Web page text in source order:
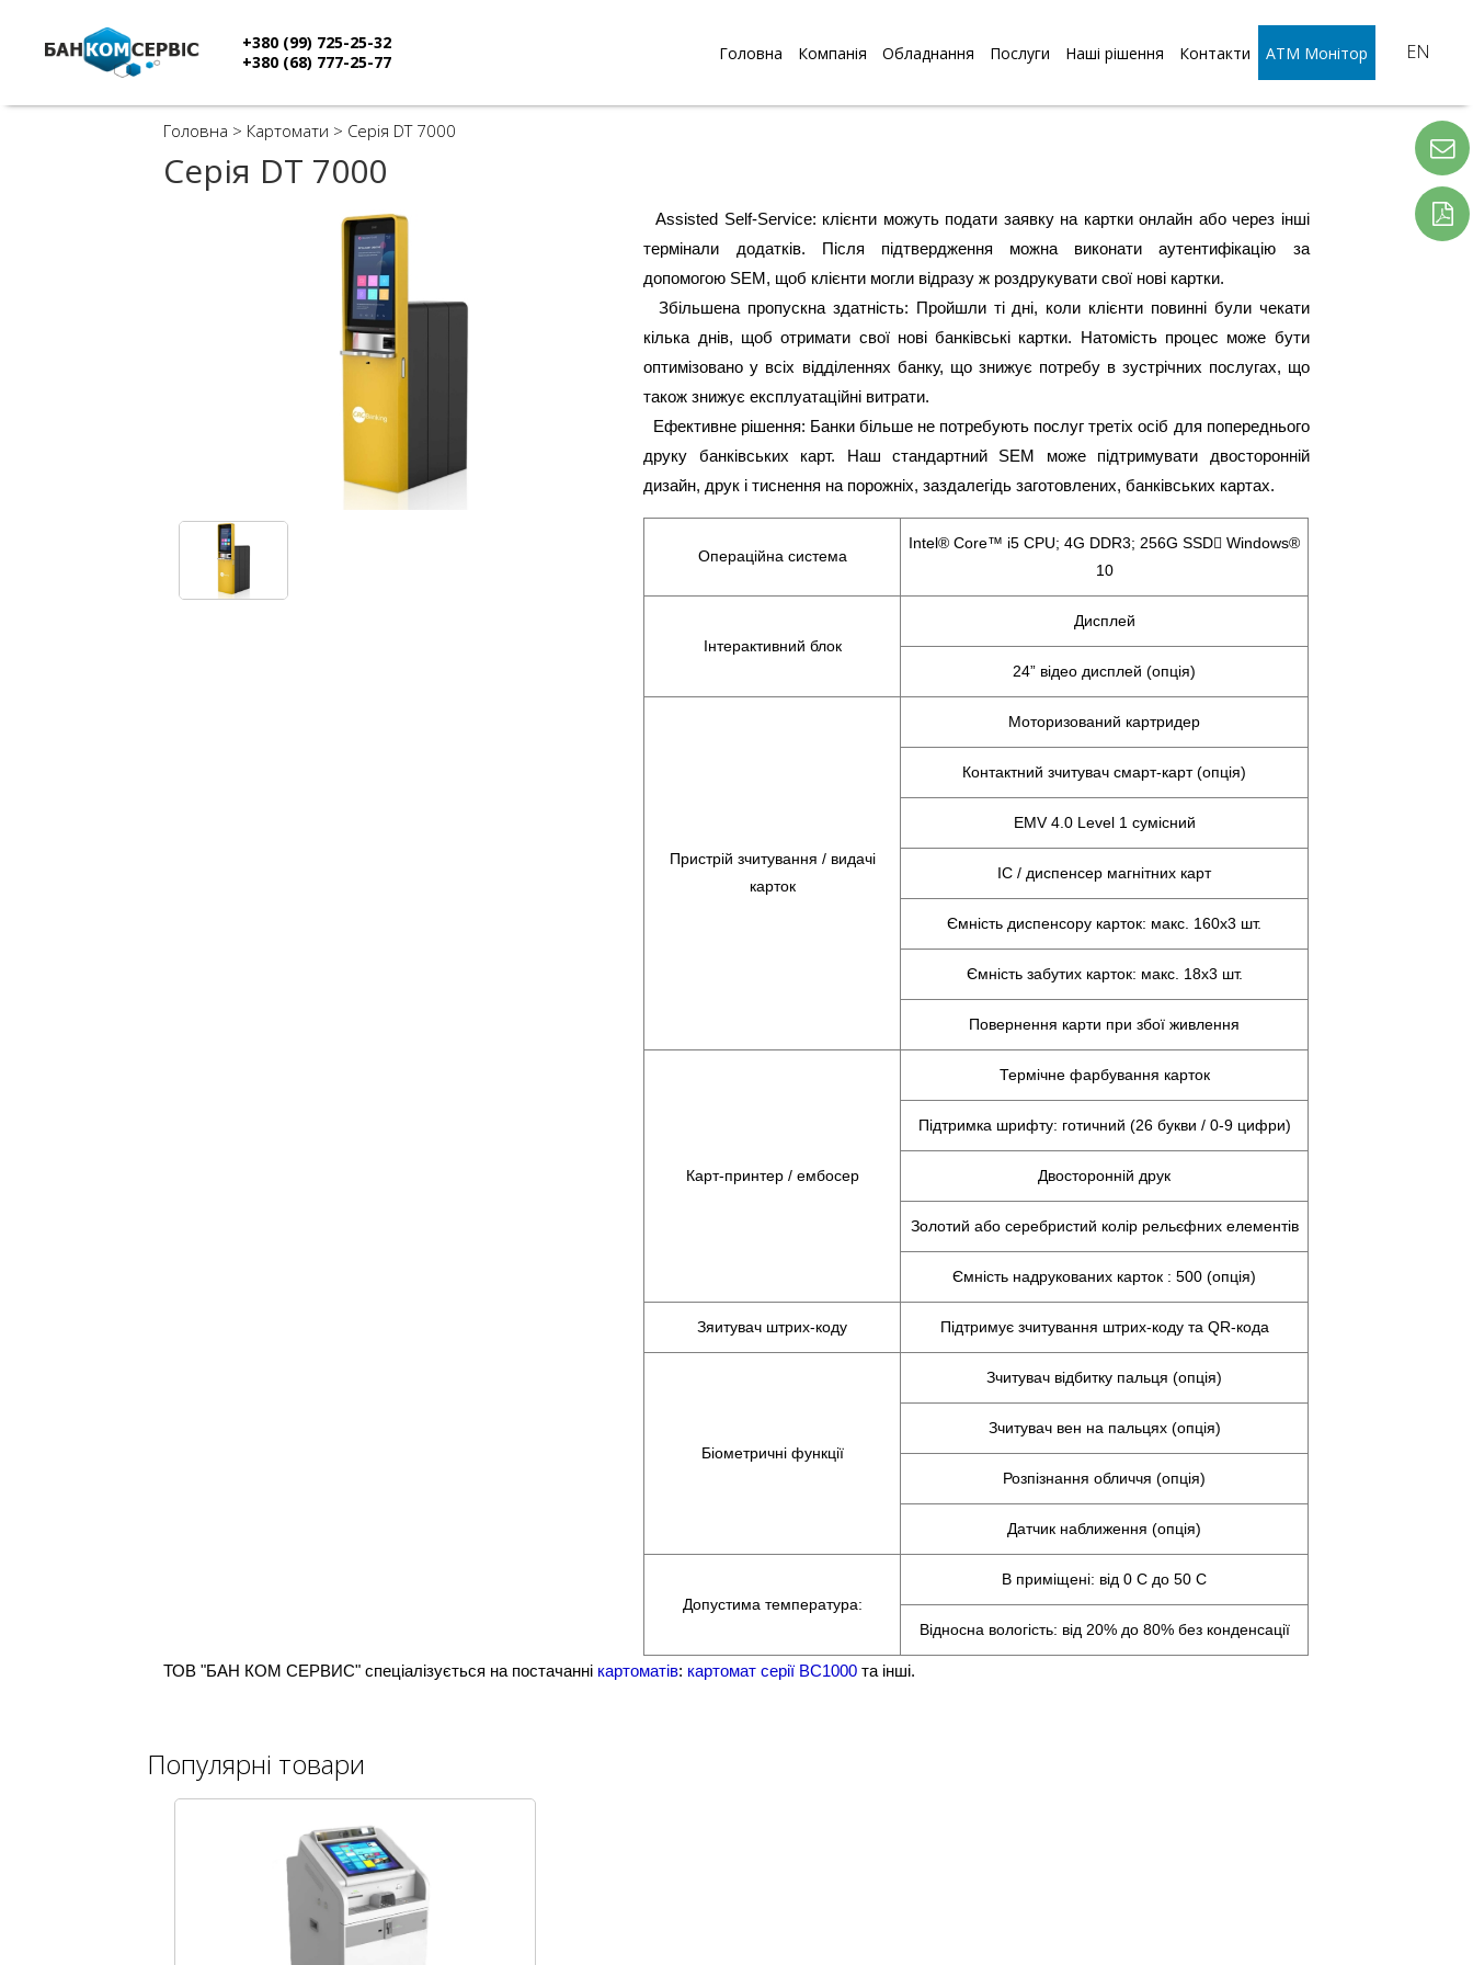
+380 (99) 725-25-32
+380 (68) 777-25-77
Головна Компанія Обладнання Послуги Наші рішення Контакти АТМ Монітор EN
Головна > Картомати > Серія DT 7000
Серія DT 7000
Assisted Self-Service: клієнти можуть подати заявку на картки онлайн або через інші
термінали додатків. Після підтвердження можна виконати аутентифікацію за
допомогою SEM, щоб клієнти могли відразу ж роздрукувати свої нові картки.
Збільшена пропускна здатність: Пройшли ті дні, коли клієнти повинні були чекати
кілька днів, щоб отримати свої нові банківські картки. Натомість процес може бути
оптимізовано у всіх відділеннях банку, що знижує потребу в зустрічних послугах, що
також знижує експлуатаційні витрати.
Ефективне рішення: Банки більше не потребують послуг третіх осіб для попереднього
друку банківських карт. Наш стандартний SEM може підтримувати двосторонній
дизайн, друк і тиснення на порожніх, заздалегідь заготовлених, банківських картах.
Операційна система
Intel® Core™ i5 CPU; 4G DDR3; 256G SSD Windows®
10
Інтерактивний блок
Дисплей
24” відео дисплей (опція)
Пристрій зчитування / видачі
карток
Моторизований картридер
Контактний зчитувач смарт-карт (опція)
EMV 4.0 Level 1 сумісний
IC / диспенсер магнітних карт
Ємність диспенсору карток: макс. 160x3 шт.
Ємність забутих карток: макс. 18x3 шт.
Повернення карти при збої живлення
Карт-принтер / ембосер
Термічне фарбування карток
Підтримка шрифту: готичний (26 букви / 0-9 цифри)
Двосторонній друк
Золотий або серебристий колір рельєфних елементів
Ємність надрукованих карток : 500 (опція)
Зяитувач штрих-коду Підтримує зчитування штрих-коду та QR-кода
Біометричні функції
Зчитувач відбитку пальця (опція)
Зчитувач вен на пальцях (опція)
Розпізнання обличчя (опція)
Датчик наближення (опція)
Допустима температура:
В приміщені: від 0 С до 50 С
Відносна вологість: від 20% до 80% без конденсації
ТОВ "БАН КОМ СЕРВИС" спеціалізується на постачанні картоматів: картомат серії BC1000 та інші.
Популярні товари